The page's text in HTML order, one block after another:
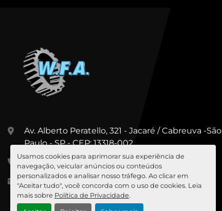
Usamos cookies para aprimorar sua experiência de
navegação, veicular anúncios ou conteúdos
personalizados e analisar nosso tráfego. Ao clicar em
"Aceitar tudo", você concorda com o uso de cookies. Leia
mais sobre Política de Privacidade.
Av. Alberto Peratello, 321 - Jacaré / Cabreuva -São
Paulo - SP - CEP: 13318-002
+55 (11) 99967-5547
cesar@wfa.com.br